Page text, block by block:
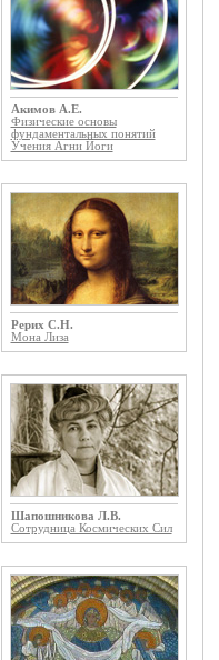
Акимов А.Е.
Физические основы
фундаментальных понятий
Учения Агни Йоги
Рерих С.Н.
Мона Лиза
Шапошникова Л.В.
Сотрудница Космических Сил